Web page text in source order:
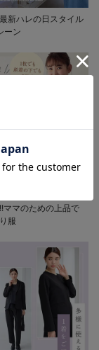
新ハレの日スタイル
ーン
ママのための上品で
服